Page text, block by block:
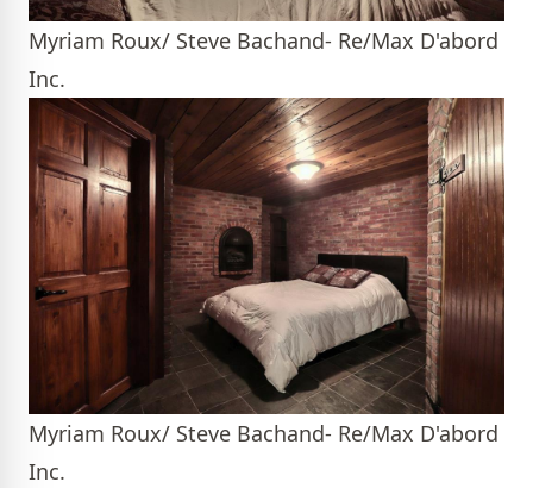
Myriam Roux/ Steve Bachand- Re/Max D'abord
Inc.
Myriam Roux/ Steve Bachand- Re/Max D'abord
Inc.